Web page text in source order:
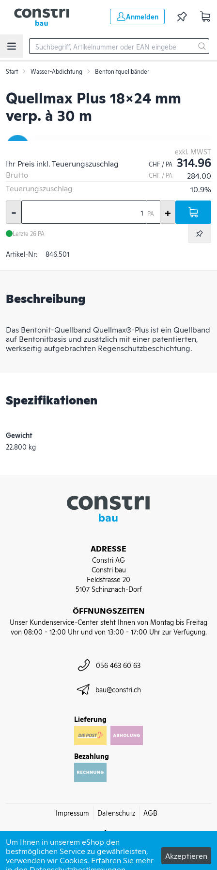
Anmelden
Start Wasser-Abdichtung Bentonitquellbänder
Quellmax Plus 18x24 mm
verp. à 30 m
exkl. MWST
Ihr Preis inkl. Teuerungszuschlag CHF / PA 314.96
Brutto CHF / PA
284.00
Teuerungszuschlag
10.9%
- PA +
Letzte 26 PA
Artikel-Nr: 846.501
Beschreibung
Das Bentonit-Quellband Quellmax®-Plus ist ein Quellband
auf Bentonitbasis und zusätzlich mit einer patentierten,
werkseitig aufgebrachten Regenschutzbeschichtung.
Spezifikationen
Gewicht
22.800 kg
ADRESSE
Constri AG
Constri bau
Feldstrasse 20
5107 Schinznach-Dorf
ÖFFNUNGSZEITEN
Unser Kundenservice-Center steht Ihnen von Montag bis Freitag
von 08:00 - 12:00 Uhr und von 13:00 - 17:00 Uhr zur Verfügung.
056 463 60 63
bau@constri.ch
Lieferung
Bezahlung
Impressum Datenschutz AGB
© 2026 Constri bau
powered by polynorm
Um Ihnen in unserem eShop den
bestmöglichen Service zu gewährleisten,
verwenden wir Cookies. Erfahren Sie mehr
Akzeptieren